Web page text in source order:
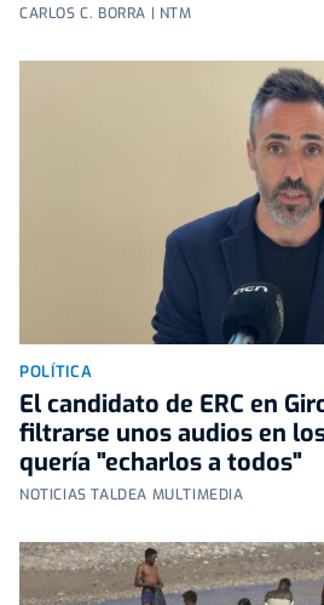
CARLOS C. BORRA | NTM
POLÍTICA
El candidato de ERC en
filtrarse unos audios en
quería "echarlos a todos"
NOTICIAS TALDEA MULTIMEDIA